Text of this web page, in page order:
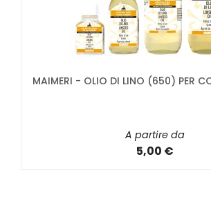
MAIMERI - OLIO DI LINO (650) PER
A partire da
5,00 €